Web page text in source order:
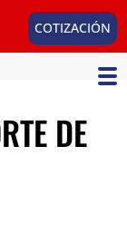
COTIZACIÓN
DE